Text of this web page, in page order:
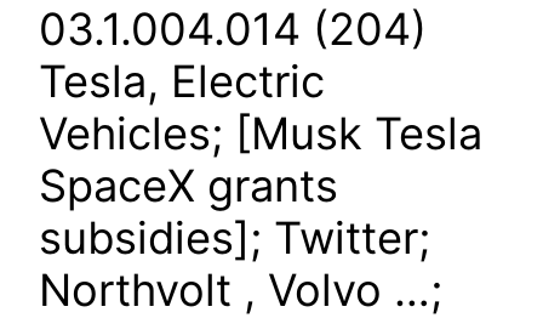
03.1.004.014 (204)
Tesla, Electric
Vehicles; [Musk Tesla
SpaceX grants
subsidies]; Twitter;
Northvolt , Volvo …;